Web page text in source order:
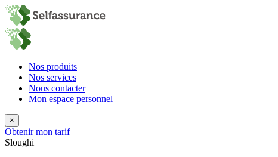
Nos produits
Nos services
Nous contacter
Mon espace personnel
×
Obtenir mon tarif
Sloughi